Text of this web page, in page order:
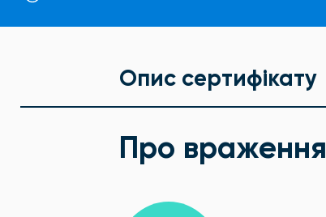
Опис сертифікату
Про враження